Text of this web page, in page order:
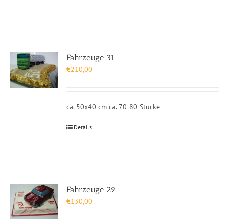
Fahrzeuge 31
€210,00
ca. 50x40 cm ca. 70-80 Stücke
Details
Fahrzeuge 29
€130,00